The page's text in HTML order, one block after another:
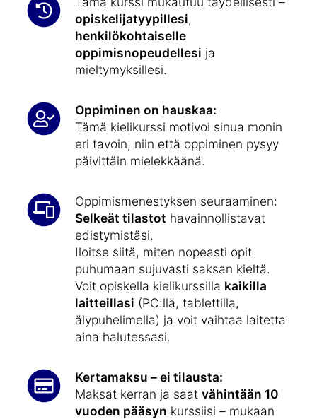
opiskelijatyypillesi,
henkilökohtaiselle
oppimisnopeudellesi ja
mieltymyksillesi.
Oppiminen on hauskaa:
Tämä kielikurssi motivoi sinua monin
eri tavoin, niin että oppiminen pysyy
päivittäin mielekkäänä.
Oppimismenestyksen seuraaminen:
Selkeät tilastot havainnollistavat
edistymistäsi.
Iloitse siitä, miten nopeasti opit
puhumaan sujuvasti saksan kieltä.
Voit opiskella kielikurssilla kaikilla
laitteillasi (PC:llä, tablettilla,
älypuhelimella) ja voit vaihtaa laitetta
aina halutessasi.
Kertamaksu – ei tilausta:
Maksat kerran ja saat vähintään 10
vuoden pääsyn kurssiisi – mukaan